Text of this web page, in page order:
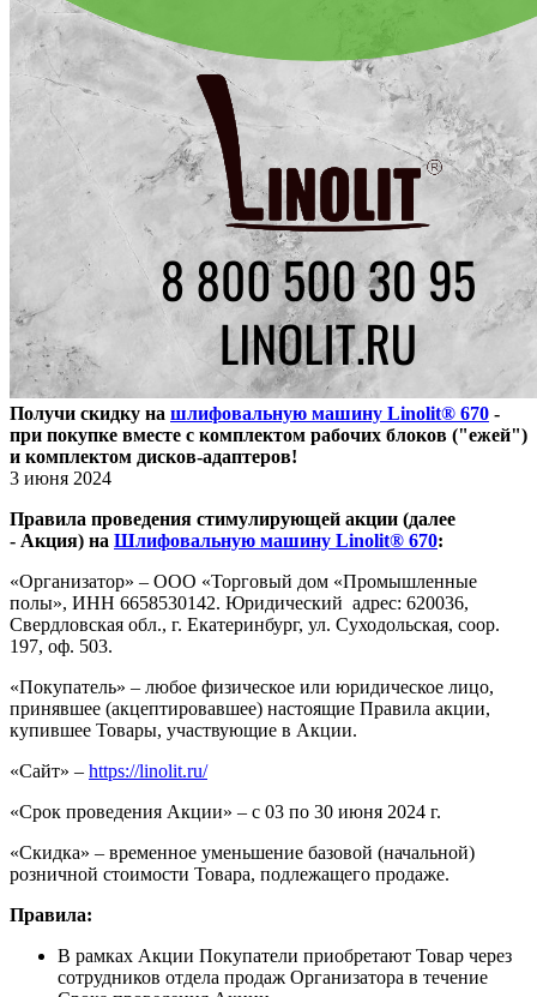
Получи скидку на шлифовальную машину Linolit® 670 -
при покупке вместе с комплектом рабочих блоков ("ежей")
и комплектом дисков-адаптеров!
3 июня 2024
Правила проведения стимулирующей акции (далее
- Акция) на Шлифовальную машину Linolit® 670:
«Организатор» – ООО «Торговый дом «Промышленные
полы», ИНН 6658530142. Юридический адрес: 620036,
Свердловская обл., г. Екатеринбург, ул. Суходольская, соор.
197, оф. 503.
«Покупатель» – любое физическое или юридическое лицо,
принявшее (акцептировавшее) настоящие Правила акции,
купившее Товары, участвующие в Акции.
«Сайт» – https://linolit.ru/
«Срок проведения Акции» – с 03 по 30 июня 2024 г.
«Скидка» – временное уменьшение базовой (начальной)
розничной стоимости Товара, подлежащего продаже.
Правила:
В рамках Акции Покупатели приобретают Товар через
сотрудников отдела продаж Организатора в течение